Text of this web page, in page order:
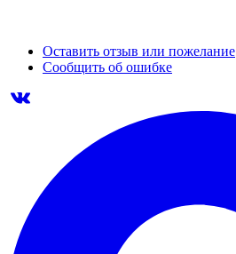
Оставить отзыв или пожелание
Сообщить об ошибке